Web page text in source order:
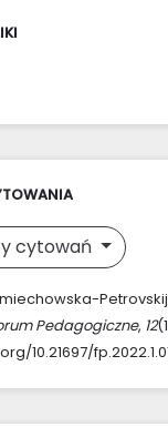
cytowań
Pedagogiczne, 12
10.21697/